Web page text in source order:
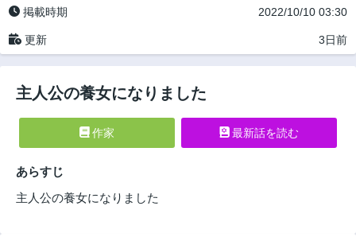
掲載時期 2022/10/10 03:30
更新 3日前
主人公の養女になりました
作家 最新話を読む
あらすじ
主人公の養女になりました